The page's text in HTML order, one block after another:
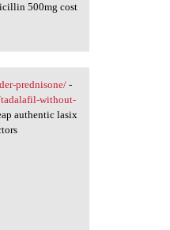
500mg cost
prednisone/ -
tadalafil-without-
authentic lasix